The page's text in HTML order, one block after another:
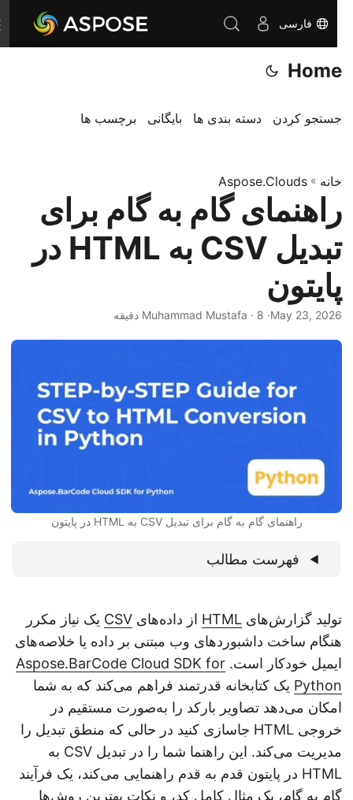
فارسی
Home
جستجو کردن دسته بندی ها بایگانی برچسب ها
خانه»
Aspose.Clouds
راهنمای گام به گام برای
تبدیل CSV به HTML در
پایتون
May 23, 2026· Muhammad Mustafa · 8 دقیقه
راهنمای گام به گام برای تبدیل CSV به HTML در پایتون
فهرست مطالب
تولید گزارش‌هایHTMLاز داده‌هایCSVیک نیاز مکرر
هنگام ساخت داشبوردهای وب مبتنی بر داده یا خلاصه‌های
ایمیل خودکار است.Aspose.BarCode Cloud SDK for
Pythonیک کتابخانه قدرتمند فراهم می‌کند که به شما
امکان می‌دهد تصاویر بارکد را به‌صورت مستقیم در
خروجی HTML جاسازی کنید در حالی که منطق تبدیل را
مدیریت می‌کند. این راهنما شما را در تبدیل CSV به
HTML در پایتون قدم به قدم راهنمایی می‌کند، یک فرآیند
گام به گام، یک مثال کامل کد، و نکات بهترین روش‌ها